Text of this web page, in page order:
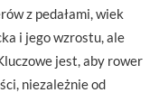
z pedałami, wiek
i jego wzrostu, ale
jest, aby rower
niezależnie od